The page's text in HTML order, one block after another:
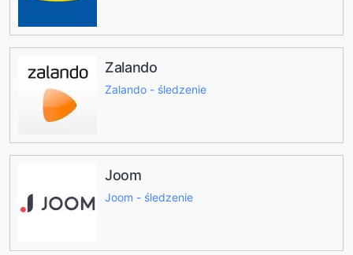
Zalando
Zalando - śledzenie
Joom
Joom - śledzenie